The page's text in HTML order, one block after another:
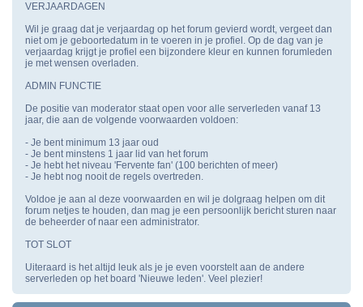
VERJAARDAGEN
Wil je graag dat je verjaardag op het forum gevierd wordt, vergeet dan
niet om je geboortedatum in te voeren in je profiel. Op de dag van je
verjaardag krijgt je profiel een bijzondere kleur en kunnen forumleden
je met wensen overladen.
ADMIN FUNCTIE
De positie van moderator staat open voor alle serverleden vanaf 13
jaar, die aan de volgende voorwaarden voldoen:
- Je bent minimum 13 jaar oud
- Je bent minstens 1 jaar lid van het forum
- Je hebt het niveau 'Fervente fan' (100 berichten of meer)
- Je hebt nog nooit de regels overtreden.
Voldoe je aan al deze voorwaarden en wil je dolgraag helpen om dit
forum netjes te houden, dan mag je een persoonlijk bericht sturen naar
de beheerder of naar een administrator.
TOT SLOT
Uiteraard is het altijd leuk als je je even voorstelt aan de andere
serverleden op het board 'Nieuwe leden'. Veel plezier!